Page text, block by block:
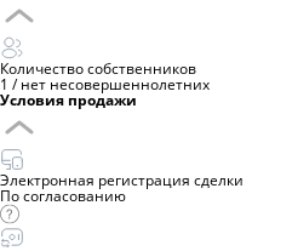
Количество собственников
1 /нет несовершеннолетних
Условия продажи
Электронная регистрация сделки
По согласованию